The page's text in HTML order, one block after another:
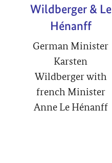
Wildberger & Le
Hénanff
German Minister
Karsten
Wildberger with
french Minister
Anne Le Hénanff